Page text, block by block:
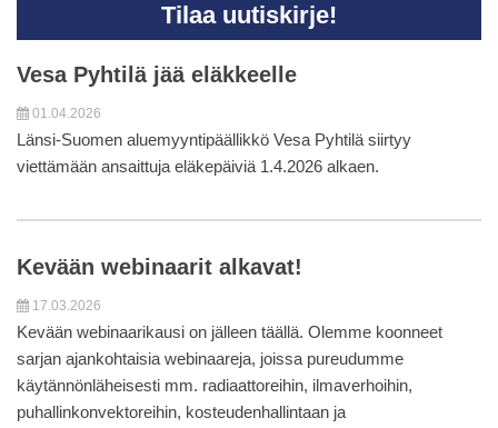
Tilaa uutiskirje!
Vesa Pyhtilä jää eläkkeelle
01.04.2026
Länsi-Suomen aluemyyntipäällikkö Vesa Pyhtilä siirtyy
viettämään ansaittuja eläkepäiviä 1.4.2026 alkaen.
Kevään webinaarit alkavat!
17.03.2026
Kevään webinaarikausi on jälleen täällä. Olemme koonneet
sarjan ajankohtaisia webinaareja, joissa pureudumme
käytännönläheisesti mm. radiaattoreihin, ilmaverhoihin,
puhallinkonvektoreihin, kosteudenhallintaan ja